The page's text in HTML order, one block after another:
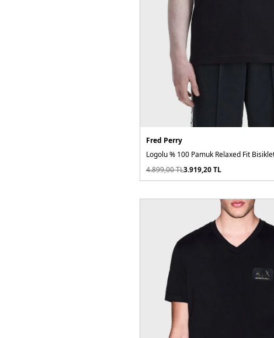
Fred Perry
4.899,00TL3.919,20TL